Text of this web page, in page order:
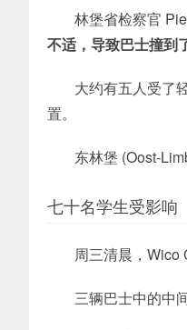
林堡省检察官
不适，导致巴士撞到
大约有五人受了
置。
东林堡 (Oost-
七十名学生受影响
周三清晨，Wico
三辆巴士中的中